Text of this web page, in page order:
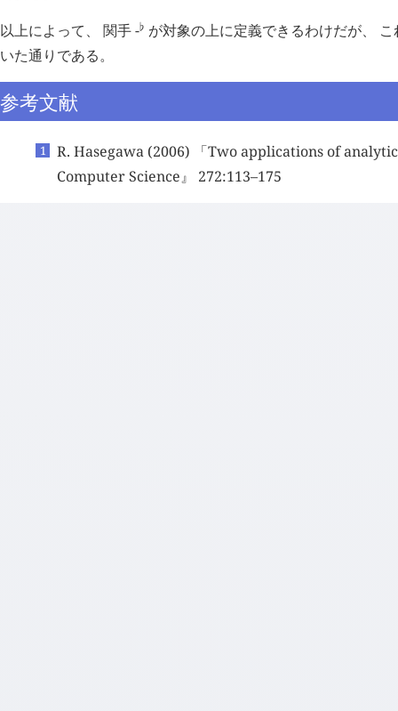
以上によって、 関手-♭ が対象の上に定義できるわけだが、
いた通りである。
参考文献
R. Hasegawa (2006) 「Two applications of
Computer Science』 272:113–175